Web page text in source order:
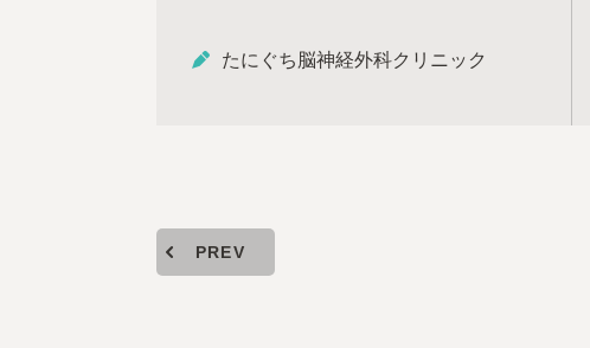
たにぐち脳神経外科クリニック
PREV